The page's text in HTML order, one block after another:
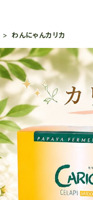
わんにゃんカリカ